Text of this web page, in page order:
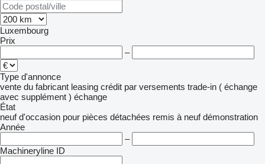
Luxembourg
Prix
–
Type d'annonce
vente du fabricant leasing crédit par versements trade-in ( échange
avec supplément ) échange
État
neuf d'occasion pour pièces détachées remis à neuf démonstration
Année
–
Machineryline ID